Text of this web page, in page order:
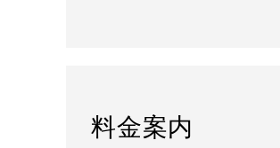
料金案内